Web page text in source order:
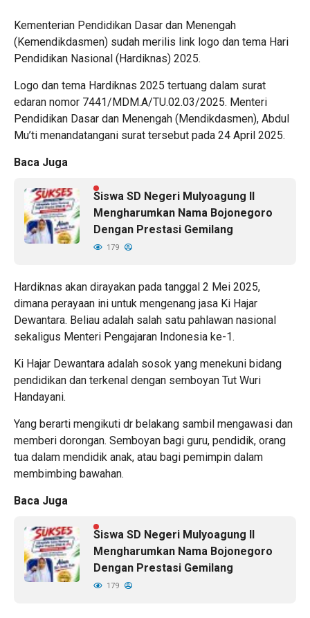
Kementerian Pendidikan Dasar dan Menengah
(Kemendikdasmen) sudah merilis link logo dan tema Hari
Pendidikan Nasional (Hardiknas) 2025.
Logo dan tema Hardiknas 2025 tertuang dalam surat
edaran nomor 7441/MDM.A/TU.02.03/2025. Menteri
Pendidikan Dasar dan Menengah (Mendikdasmen), Abdul
Mu’ti menandatangani surat tersebut pada 24 April 2025.
Baca Juga
Siswa SD Negeri Mulyoagung II
Mengharumkan Nama Bojonegoro
Dengan Prestasi Gemilang
179
Hardiknas akan dirayakan pada tanggal 2 Mei 2025,
dimana perayaan ini untuk mengenang jasa Ki Hajar
Dewantara. Beliau adalah salah satu pahlawan nasional
sekaligus Menteri Pengajaran Indonesia ke-1.
Ki Hajar Dewantara adalah sosok yang menekuni bidang
pendidikan dan terkenal dengan semboyan Tut Wuri
Handayani.
Yang berarti mengikuti dr belakang sambil mengawasi dan
memberi dorongan. Semboyan bagi guru, pendidik, orang
tua dalam mendidik anak, atau bagi pemimpin dalam
membimbing bawahan.
Baca Juga
Siswa SD Negeri Mulyoagung II
Mengharumkan Nama Bojonegoro
Dengan Prestasi Gemilang
179